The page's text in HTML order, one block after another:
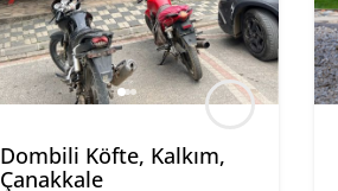
Dombili Köfte, Kalkım,
Çanakkale